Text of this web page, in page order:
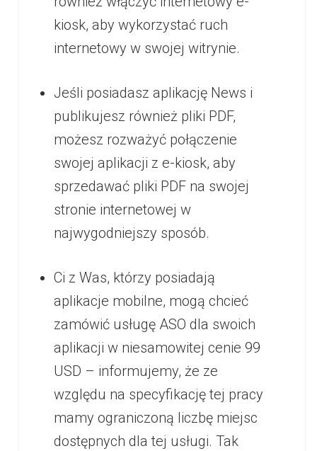
kiosk, aby wykorzystać ruch
internetowy w swojej witrynie.
Jeśli posiadasz aplikację News i
publikujesz również pliki PDF,
możesz rozważyć połączenie
swojej aplikacji z e-kiosk, aby
sprzedawać pliki PDF na swojej
stronie internetowej w
najwygodniejszy sposób.
Ci z Was, którzy posiadają
aplikacje mobilne, mogą chcieć
zamówić usługę ASO dla swoich
aplikacji w niesamowitej cenie 99
USD – informujemy, że ze
względu na specyfikację tej pracy
mamy ograniczoną liczbę miejsc
dostępnych dla tej usługi. Tak